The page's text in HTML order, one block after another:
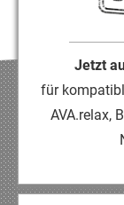
Jetzt
für
AVA.relax,